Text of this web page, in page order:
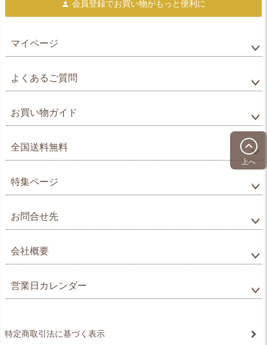
上へ
会員登録でお買い物がもっと便利に
マイページ
よくあるご質問
お買い物ガイド
全国送料無料
特集ページ
お問合せ先
会社概要
営業日カレンダー
特定商取引法に基づく表示